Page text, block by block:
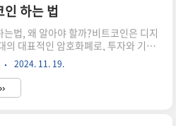
하세요! 저는 날씨정보를 항상 '아큐
확인하는데요. 가장 정확도가 높은 날
습니다! 후쿠오카 12월 옷차림, 준비
에서 확인한 후쿠오카 12월 날씨가 상
듯 해서, 경량패딩을 외투로 챙겼습니
, 조금 두툼한 가디건을 챙겨서 후쿠오
때에..
하는 법
는법, 왜 알아야 할까?비트코인은 디지
의 대표적인 암호화폐로, 투자와 기술
심에 있습니다. 비트코인 전망에 대한
증가하고 있으며, 비트코인 하는법
사람들이 늘어나고 있습니다. 비트코
기술 기반으로 운영되며, 탈중앙화
2024. 11. 19.